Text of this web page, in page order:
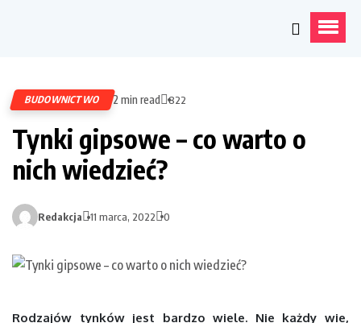
BUDOWNICTWO 2 min read 822
Tynki gipsowe – co warto o
nich wiedzieć?
Redakcja 11 marca, 2022 0
Rodzajów tynków jest bardzo wiele. Nie każdy wie,